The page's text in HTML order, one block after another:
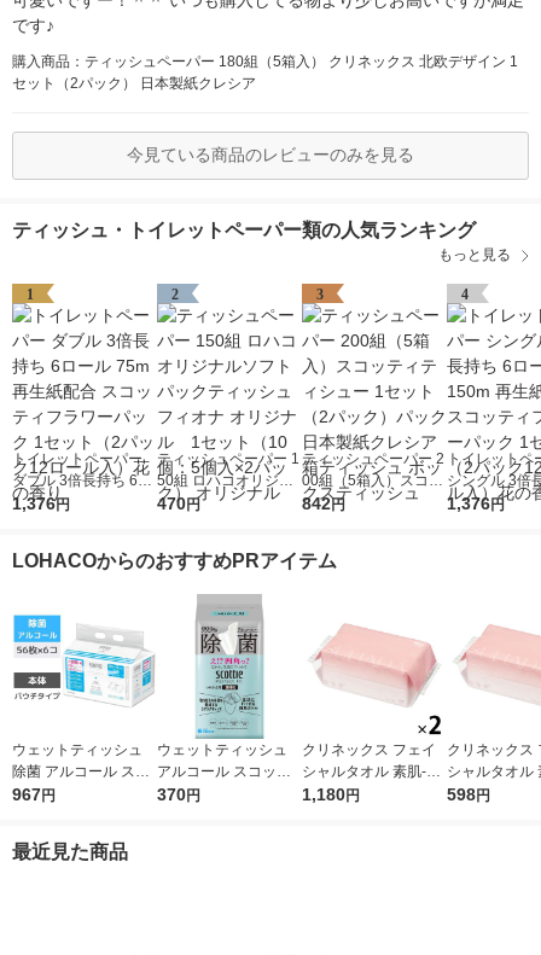
です♪
購入商品：ティッシュペーパー 180組（5箱入） クリネックス 北欧デザイン 1
セット（2パック） 日本製紙クレシア
今見ている商品のレビューのみを見る
ティッシュ・トイレットペーパー類の人気ランキング
もっと見る
1
トイレットペーパー
ダブル 3倍長持ち 6ロ
ール 75m 再生紙配合
ク12ロール入）花の
1,376円
2
ティッシュペーパー 1
50組 ロハコオリジナ
ルソフトパックティッ
個：5個入×2パック）
470円
3
ティッシュペーパー 2
00組（5箱入）スコッ
ティティシュー 1セッ
ティッシュ ボックス
842円
4
トイレットペ
シングル 3倍
ロール 150m
1,376円
LOHACOからのおすすめPRアイテム
ウェットティッシュ
除菌 アルコール スコ
ッティ ウェットティ
シア
967円
ウェットティッシュ
アルコール スコッテ
ィ パーフェクトフィ
370円
クリネックス フェイ
シャルタオル 素肌-SU
HADA 100枚入 2個 日
1,180円
クリネックス
シャルタオル
HADA 100枚
598円
最近見た商品